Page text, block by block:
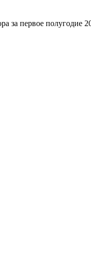
за первое полугодие